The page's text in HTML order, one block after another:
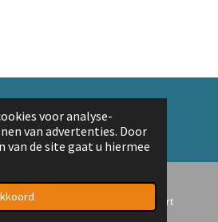
voor analyse-
van advertenties. Door
de site gaat u hiermee
Telefoonnummer Kaart